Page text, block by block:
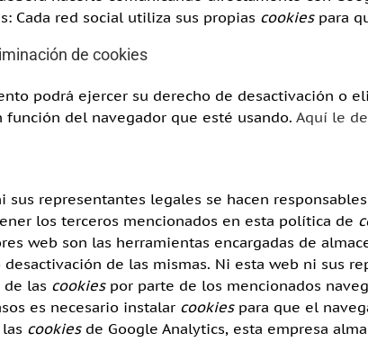
Cada red social utiliza sus propias cookiespara
de cookies
podrá ejercer su derecho de desactivación o
del navegador que esté usando. Aquí le
sus representantes legales se hacen
los terceros mencionados en esta política de
web son las herramientas encargadas de
de las mismas. Ni esta web ni sus
las cookiespor parte de los mencionados
es necesario instalar cookiespara que el
cookiesde Google Analytics, esta empresa